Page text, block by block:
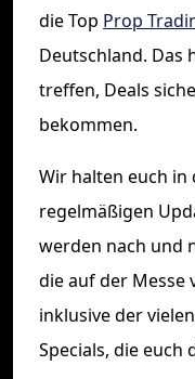
die Top Prop
Deutschland. Das
treffen, Deals
bekommen.
Wir halten euch in
regelmäßigen
werden nach und
die auf der Messe
inklusive der
Specials, die euch